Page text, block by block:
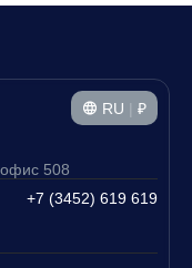
RU | ₽
508
+7 (3452) 619 619